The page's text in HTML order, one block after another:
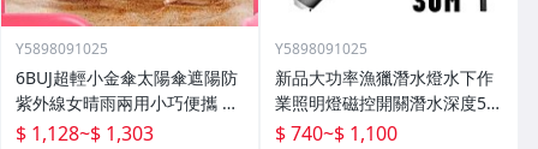
Y5898091025
6BUJ超輕小金傘太陽傘遮陽防
紫外線女晴雨兩用小巧便攜 五
折傘
$ 1,128~$ 1,303
Y5898091025
新品大功率漁獵潛水燈水下作
業照明燈磁控開關潛水深度50
米高流明
$ 740~$ 1,100